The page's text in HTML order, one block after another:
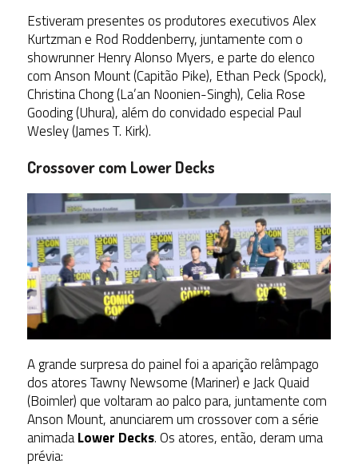
Estiveram presentes os produtores executivos Alex
Kurtzman e Rod Roddenberry, juntamente com o
showrunner Henry Alonso Myers, e parte do elenco
com Anson Mount (Capitão Pike), Ethan Peck (Spock),
Christina Chong (La’an Noonien-Singh), Celia Rose
Gooding (Uhura), além do convidado especial Paul
Wesley (James T. Kirk).
Crossover com Lower Decks
A grande surpresa do painel foi a aparição relâmpago
dos atores Tawny Newsome (Mariner) e Jack Quaid
(Boimler) que voltaram ao palco para, juntamente com
Anson Mount, anunciarem um crossover com a série
animadaLower Decks. Os atores, então, deram uma
prévia: